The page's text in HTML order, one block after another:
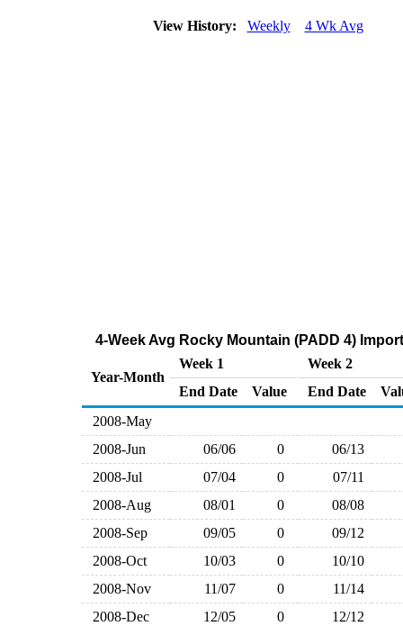
View History: Weekly 4 Wk Avg
4-Week Avg Rocky Mountain (PADD 4)
Year-Month
Week 1
Week 2
End Date
Value End Date
2008-May
2008-Jun
06/06 0
06/13
2008-Jul
07/04 0
07/11
2008-Aug
08/01 0
08/08
2008-Sep
09/05 0
09/12
2008-Oct
10/03 0
10/10
2008-Nov
11/07 0
11/14
2008-Dec
12/05 0 12/12